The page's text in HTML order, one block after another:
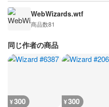
WebWizards.wtf
商品数81
同じ作者の商品
¥300 ¥300